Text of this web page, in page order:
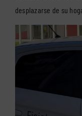
desplazarse de su